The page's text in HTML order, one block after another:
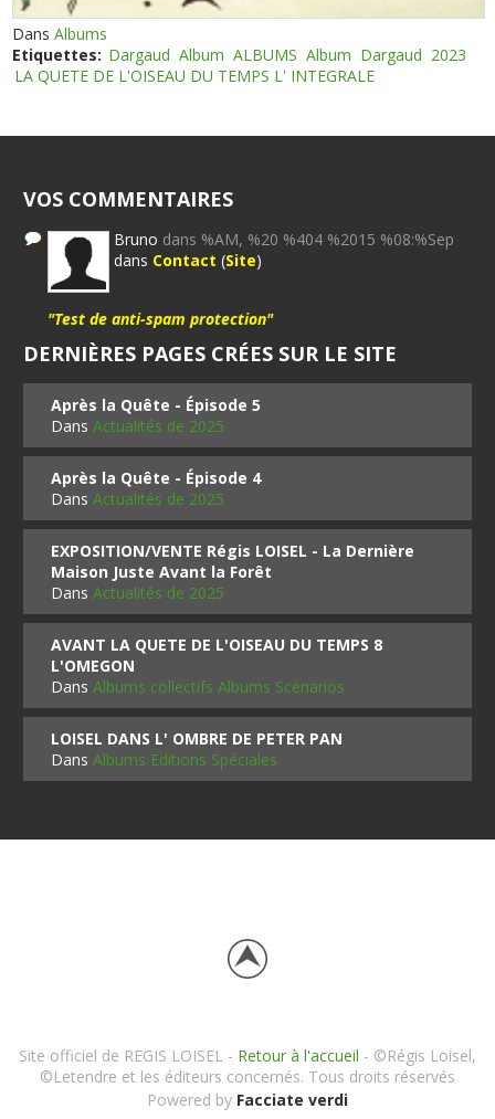
DansAlbums
Etiquettes: Dargaud Album ALBUMS Album Dargaud 2023
LA QUETE DE L'OISEAU DU TEMPS L' INTEGRALE
VOS COMMENTAIRES
Bruno dans %AM, %20 %404 %2015 %08:%Sep
dans Contact (Site)
"Test de anti-spam protection"
DERNIÈRES PAGES CRÉES SUR LE SITE
Après la Quête - Épisode 5
DansActualités de 2025
Après la Quête - Épisode 4
DansActualités de 2025
EXPOSITION/VENTE Régis LOISEL - La Dernière
Maison Juste Avant la Forêt
DansActualités de 2025
AVANT LA QUETE DE L'OISEAU DU TEMPS 8
L'OMEGON
DansAlbums collectifs Albums Scénarios
LOISEL DANS L' OMBRE DE PETER PAN
DansAlbums Editions Spéciales
Site officiel de REGIS LOISEL - Retour à l'accueil - ©Régis Loisel,
©Letendre et les éditeurs concernés. Tous droits réservés
Powered by Facciate verdi